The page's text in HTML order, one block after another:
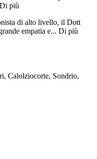
Di più
di alto livello, il Dott
empatia e... Di più
Calolziocorte, Sondrio,